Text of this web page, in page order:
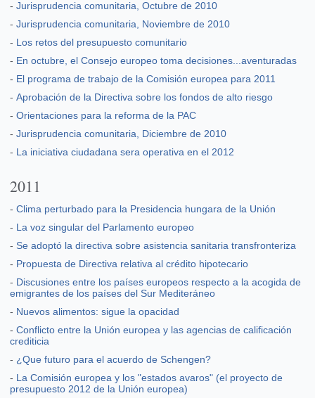
-Jurisprudencia comunitaria, Octubre de 2010
-Jurisprudencia comunitaria, Noviembre de 2010
- Los retos del presupuesto comunitario
- En octubre, el Consejo europeo toma decisiones...aventuradas
- El programa de trabajo de la Comisión europea para 2011
-Aprobación de la Directiva sobre los fondos de alto riesgo
-Orientaciones para la reforma de la PAC
-Jurisprudencia comunitaria, Diciembre de 2010
- La iniciativa ciudadana sera operativa en el 2012
2011
- Clima perturbado para la Presidencia hungara de la Unión
- La voz singular del Parlamento europeo
-Se adoptó la directiva sobre asistencia sanitaria transfronteriza
- Propuesta de Directiva relativa al crédito hipotecario
- Discusiones entre los países europeos respecto a la acogida de
emigrantes de los países del Sur Mediteráneo
- Nuevos alimentos: sigue la opacidad
-Conflicto entre la Unión europea y las agencias de calificación
crediticia
- ¿Que futuro para el acuerdo de Schengen?
- La Comisión europea y los "estados avaros" (el proyecto de
presupuesto 2012 de la Unión europea)